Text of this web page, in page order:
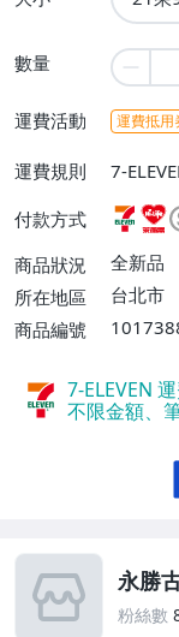
數量
運費活動 運費抵用
運費規則
7-
富取貨
【單件
付款方式
商品狀況
全新品
所在地區
台北市
商品編號
7-ELEVEN
不限金額、
永勝
粉絲數